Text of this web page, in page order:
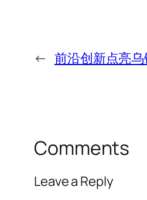
← 前沿创新点亮
Comments
Leave a Reply